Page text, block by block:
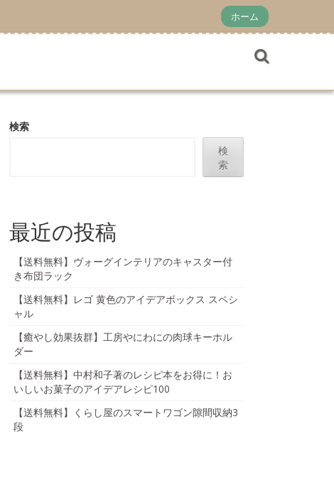
ホーム
検索
検
索
最近の投稿
【送料無料】ヴォーグインテリアのキャスター付
き布団ラック
【送料無料】レゴ 黄色のアイデアボックス スペシ
ャル
【癒やし効果抜群】工房やにわにの肉球キーホル
ダー
【送料無料】中村和子著のレシピ本をお得に！お
いしいお菓子のアイデアレシピ100
【送料無料】くらし屋のスマートワゴン隙間収納3
段